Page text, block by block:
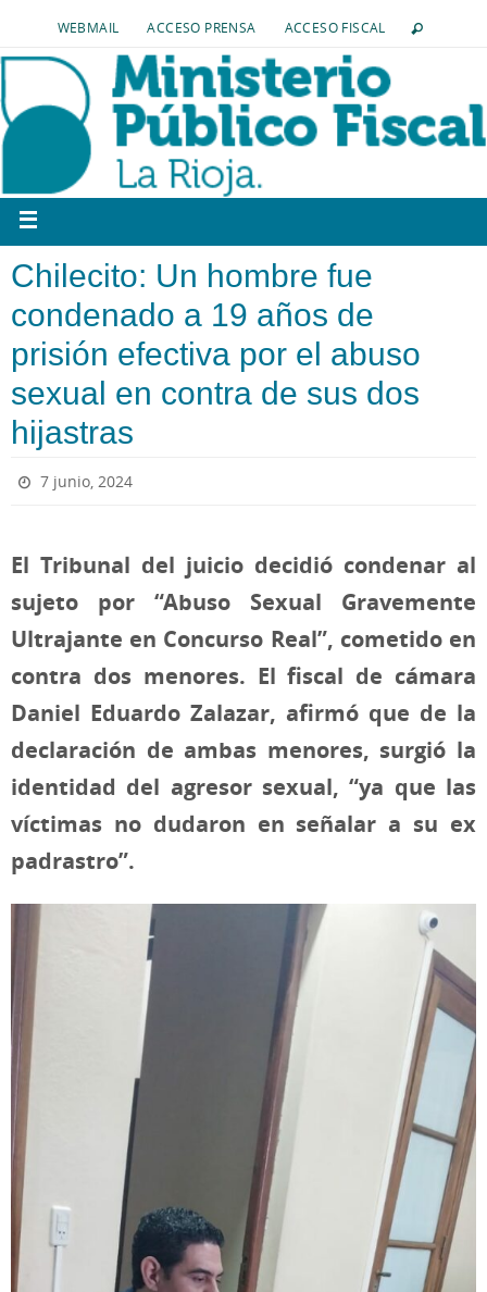
WEBMAIL ACCESO PRENSA ACCESO FISCAL
Chilecito: Un hombre fue
condenado a 19 años de
prisión efectiva por el abuso
sexual en contra de sus dos
hijastras
7 junio, 2024
El Tribunal del juicio decidió condenar al
sujeto por “Abuso Sexual Gravemente
Ultrajante en Concurso Real”, cometido en
contra dos menores. El fiscal de cámara
Daniel Eduardo Zalazar, afirmó que de la
declaración de ambas menores, surgió la
identidad del agresor sexual, “ya que las
víctimas no dudaron en señalar a su ex
padrastro”.